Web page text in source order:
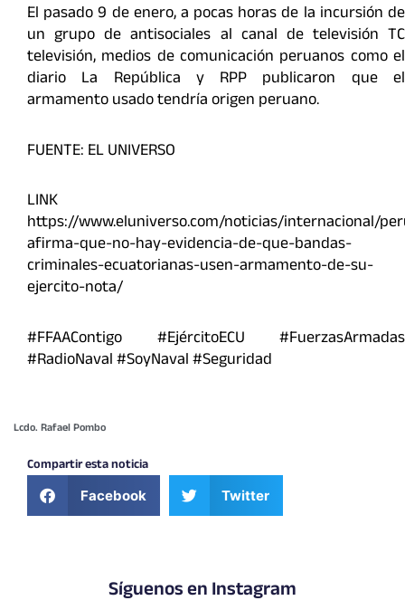
El pasado 9 de enero, a pocas horas de la incursión de
un grupo de antisociales al canal de televisión TC
televisión, medios de comunicación peruanos como el
diario La República y RPP publicaron que el
armamento usado tendría origen peruano.
FUENTE: EL UNIVERSO
LINK
https://www.eluniverso.com/noticias/internacional/
afirma-que-no-hay-evidencia-de-que-bandas-
criminales-ecuatorianas-usen-armamento-de-su-
ejercito-nota/
#FFAAContigo #EjércitoECU #FuerzasArmadas
#RadioNaval #SoyNaval #Seguridad
Lcdo. Rafael Pombo
Compartir esta noticia
Facebook Twitter
Síguenos en Instagram